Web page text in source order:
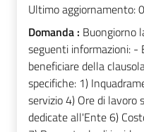
Ultimo aggiornamento:
Domanda : Buongiorno
seguenti informazioni: -
beneficiare della
specifiche: 1)
servizio 4) Ore di
dedicate all'Ente 6)